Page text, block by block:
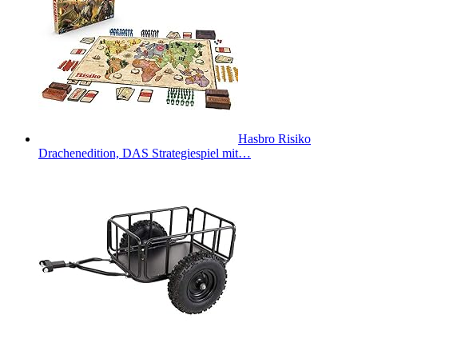
Hasbro Risiko
Drachenedition, DAS Strategiespiel mit…